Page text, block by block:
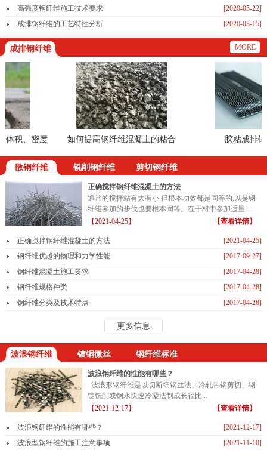
[2020-05-22]
高强度钢纤维施工技术要求
[2020-03-15]
成排钢纤维的工艺特性分析
成排钢纤维 MORE
积、密度 如何提高钢纤维混凝土的粘合 胶粘成排钢纤
散钢纤维 铣削钢纤维 剪切钢纤维
正确搅拌钢纤维混凝土的方法
通常的搅拌站有大有小,但根本功效都是同等的,以是钢
纤维参加的步伐也要根本同等。在干材中参加适量的
钢纤维...
【2021-04-25】 【查看详情】
[2021-04-25]
正确搅拌钢纤维混凝土的方法
[2017-09-27]
钢纤维优越的物理和力学性能
[2017-04-28]
钢纤维混凝土施工要求
[2017-04-28]
钢纤维规格种类
[2017-04-28]
钢纤维分类及技术特点
更多信息
波浪钢纤维 镀铜微丝 钢纤维标准
波浪钢纤维的性能有哪些？
波浪形钢纤维是以切断细钢丝法、冷轧带钢剪切、钢
锭铣削或钢水快速冷凝法制成长径比...
【2021-12-17】
【查看详情】
[2021-12-17]
波浪钢纤维的性能有哪些？
[2021-11-10]
波浪型钢纤维的施工注意事项